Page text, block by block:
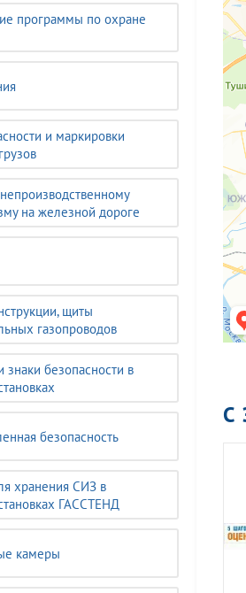
программы по охране
и маркировки
на железной дороге
щиты
газопроводов
знаки безопасности в
безопасность
хранения СИЗ в
ГАССТЕНД
камеры
С